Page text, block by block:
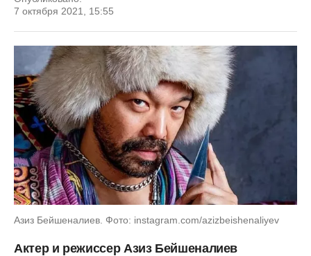
7 октября 2021, 15:55
Азиз Бейшеналиев. Фото: instagram.com/azizbeishenaliyev
Актер и режиссер Азиз Бейшеналиев